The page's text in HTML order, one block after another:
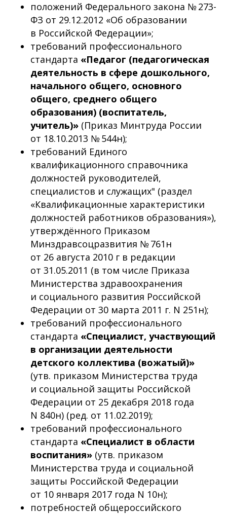
положений Федерального закона № 273-
ФЗ от 29.12.2012 «Об образовании
в Российской Федерации»;
требований профессионального
стандарта «Педагог (педагогическая
деятельность в сфере дошкольного,
начального общего, основного
общего, среднего общего
образования) (воспитатель,
учитель)» (Приказ Минтруда России
от 18.10.2013 № 544н);
требований Единого
квалификационного справочника
должностей руководителей,
специалистов и служащих" (раздел
«Квалификационные характеристики
должностей работников образования»),
утверждённого Приказом
Минздравсоцразвития № 761н
от 26 августа 2010 г в редакции
от 31.05.2011 (в том числе Приказа
Министерства здравоохранения
и социального развития Российской
Федерации от 30 марта 2011 г. N 251н);
требований профессионального
стандарта «Специалист, участвующий
в организации деятельности
детского коллектива (вожатый)»
(утв. приказом Министерства труда
и социальной защиты Российской
Федерации от 25 декабря 2018 года
N 840н) (ред. от 11.02.2019);
требований профессионального
стандарта «Специалист в области
воспитания» (утв. приказом
Министерства труда и социальной
защиты Российской Федерации
от 10 января 2017 года N 10н);
потребностей общероссийского